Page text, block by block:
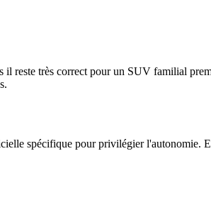
il reste très correct pour un SUV familial
spécifique pour privilégier l'autonomie.